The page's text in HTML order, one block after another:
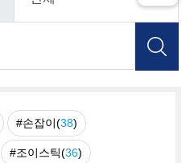
#손잡이(38)
#조이스틱(36)